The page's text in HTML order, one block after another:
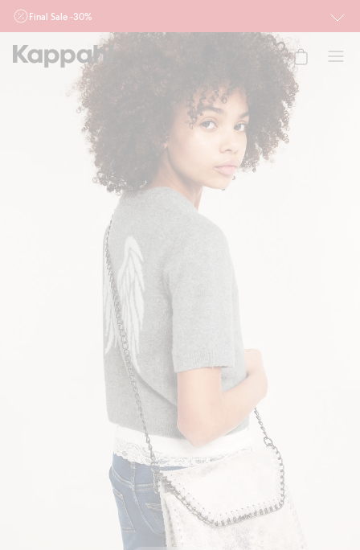
Final Sale -30%
Ważne przy zakupie min. 2 sztuk produktów włączonych w ofertę, również z
działu outlet do 10.8 w sklepach Kappahl i Newbie oraz na kappahl.com. Ofert
nie łączymy
Dziecko
Niemowlę